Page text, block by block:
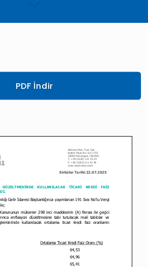
PDF İndir